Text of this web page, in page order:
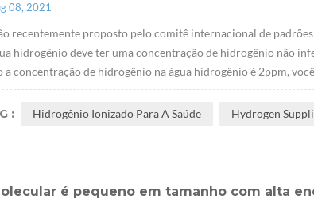
08, 2021
recentemente proposto pelo comitê internacional de
hidrogênio deve ter uma concentração de hidrogênio não
a concentração de hidrogênio na água hidrogênio é 2ppm,
: Hidrogênio Ionizado Para A Saúde Hydrogen
é pequeno em tamanho com alta